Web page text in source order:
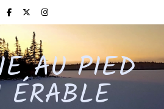
AU PIED
ÉRABLE